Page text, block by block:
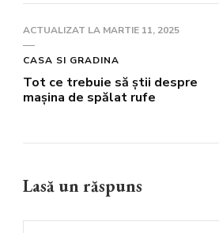
ACTUALIZAT LA MARTIE 11, 2025
CASA SI GRADINA
Tot ce trebuie să știi despre
mașina de spălat rufe
Lasă un răspuns